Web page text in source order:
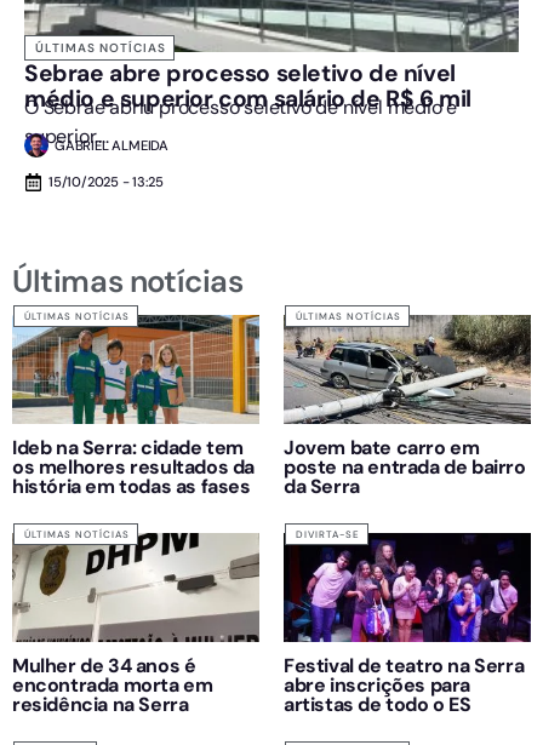
ÚLTIMAS NOTÍCIAS
Sebrae abre processo seletivo de nível
médio e superior com salário de R$ 6 mil
O Sebrae abriu processo seletivo de nível médio e
superior....
GABRIEL ALMEIDA
15/10/2025 - 13:25
Últimas notícias
ÚLTIMAS NOTÍCIAS
Ideb na Serra: cidade tem
os melhores resultados da
história em todas as fases
ÚLTIMAS NOTÍCIAS
Jovem bate carro em
poste na entrada de bairro
da Serra
ÚLTIMAS NOTÍCIAS
Mulher de 34 anos é
encontrada morta em
residência na Serra
DIVIRTA-SE
Festival de teatro na Serra
abre inscrições para
artistas de todo o ES